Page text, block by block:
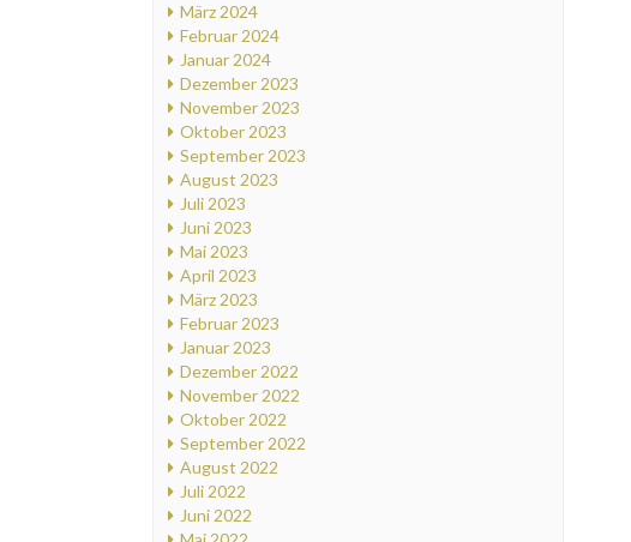
März 2024
Februar 2024
Januar 2024
Dezember 2023
November 2023
Oktober 2023
September 2023
August 2023
Juli 2023
Juni 2023
Mai 2023
April 2023
März 2023
Februar 2023
Januar 2023
Dezember 2022
November 2022
Oktober 2022
September 2022
August 2022
Juli 2022
Juni 2022